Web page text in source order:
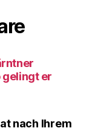
gelingt er
nach Ihrem